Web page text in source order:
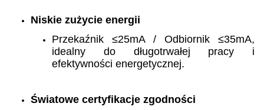
Niskie zużycie energii
Przekaźnik ≤25mA / Odbiornik ≤35mA,
idealny do długotrwałej pracy i
efektywności energetycznej.
Światowe certyfikacje zgodności